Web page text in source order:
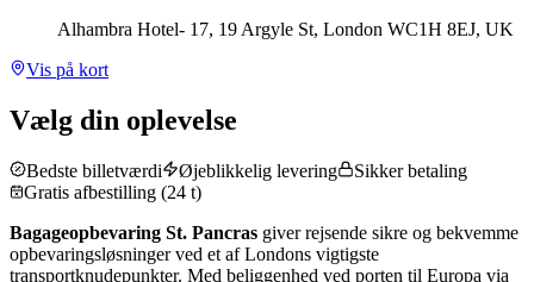
Alhambra Hotel- 17, 19 Argyle St, London WC1H 8EJ, UK
Vis på kort
Vælg din oplevelse
Bedste billetværdi Øjeblikkelig levering
Sikker betaling
Gratis afbestilling (24 t)
Bagageopbevaring St. Pancras giver rejsende sikre og bekvemme
opbevaringsløsninger ved et af Londons vigtigste
transportknudepunkter. Med beliggenhed ved porten til Europa via